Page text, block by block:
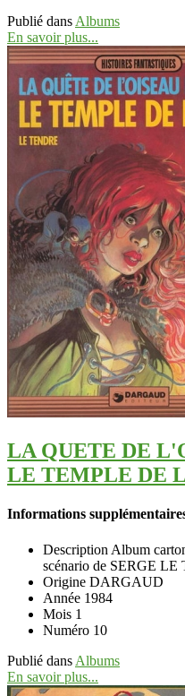
Publié dans Albums
En savoir plus...
LA QUETE DE
LE TEMPLE DE
Informations
Description Album
scénario de SERGE LE
Origine DARGAUD
Année 1984
Mois 1
Numéro 10
Publié dans Albums
En savoir plus...